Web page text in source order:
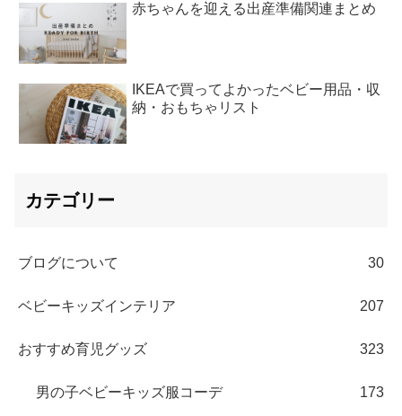
赤ちゃんを迎える出産準備関連まとめ
IKEAで買ってよかったベビー用品・収
納・おもちゃリスト
カテゴリー
ブログについて 30
ベビーキッズインテリア 207
おすすめ育児グッズ 323
男の子ベビーキッズ服コーデ 173